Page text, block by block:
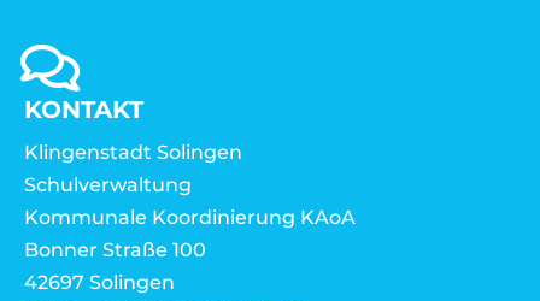
KONTAKT
Klingenstadt Solingen
Schulverwaltung
Kommunale Koordinierung KAoA
Bonner Straße 100
42697 Solingen